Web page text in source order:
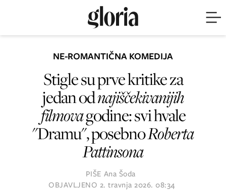
NE-ROMANTIČNA KOMEDIJA
Stigle su prve kritike za
jedan odnajiščekivanijih
filmovagodine: svi hvale
"Dramu", posebnoRoberta
Pattinsona
PIŠE Ana Šoda
OBJAVLJENO 2. travnja 2026. 08:34